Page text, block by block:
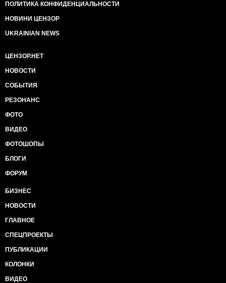
ПОЛИТИКА КОНФИДЕНЦИАЛЬНОСТИ
НОВИНИ ЦЕНЗОР
UKRAINIAN NEWS
ЦЕНЗОР.НЕТ
НОВОСТИ
СОБЫТИЯ
РЕЗОНАНС
ФОТО
ВИДЕО
ФОТОШОПЫ
БЛОГИ
ФОРУМ
БИЗНЕС
НОВОСТИ
ГЛАВНОЕ
СПЕЦПРОЕКТЫ
ПУБЛИКАЦИИ
КОЛОНКИ
ВИДЕО